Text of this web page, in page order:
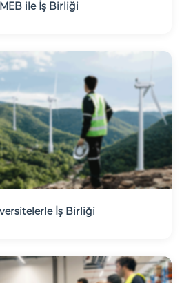
MEB ile İş Birliği
İş Birliği